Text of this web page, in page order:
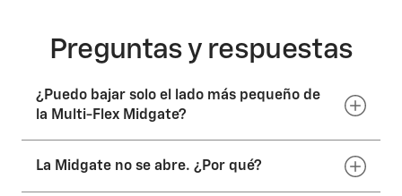
Preguntas y respuestas
¿Puedo bajar solo el lado más pequeño de
la Multi-Flex Midgate?
Puedes bajar el lado más grande de las puertas
La Midgate no se abre. ¿Por qué?